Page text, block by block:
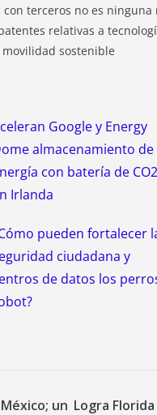
terceros no es
relativas a
sostenible
Google y Energy
almacenamiento de
con batería de CO2
Irlanda
pueden fortalecer
ciudadana y
de datos los
un Logra